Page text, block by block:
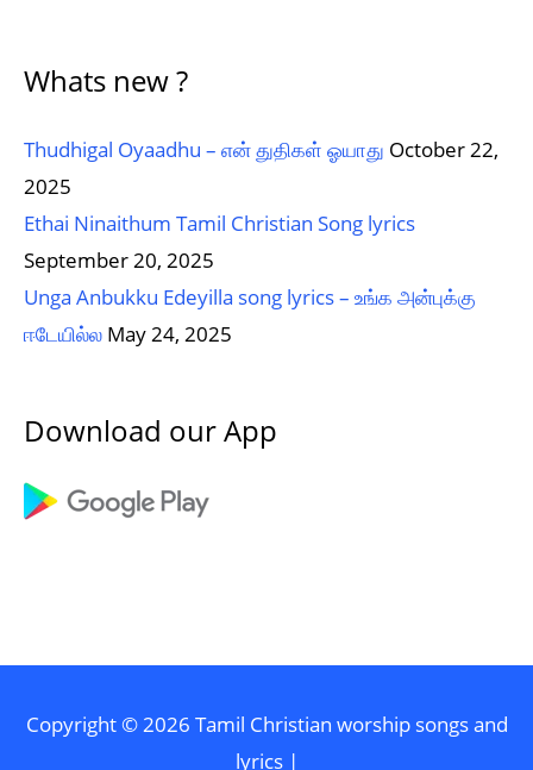
Whats new ?
Thudhigal Oyaadhu – என் துதிகள் ஓயாது October 22,
2025
Ethai Ninaithum Tamil Christian Song lyrics
September 20, 2025
Unga Anbukku Edeyilla song lyrics – உங்க அன்புக்கு
ஈடேயில்ல May 24, 2025
Download our App
Copyright © 2026 Tamil Christian worship songs and
lyrics|